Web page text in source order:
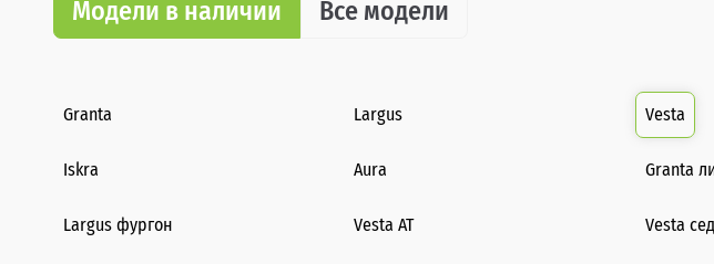
Модели в наличии Все модели
Granta Largus Vesta
Iskra Aura Granta
Largus фургон Vesta AT Vesta